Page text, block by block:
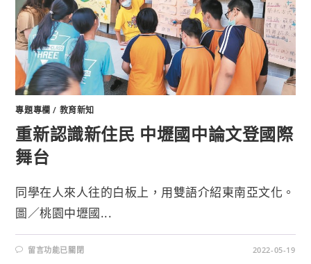
專題專欄 / 教育新知
重新認識新住民 中壢國中論文登國際
舞台
同學在人來人往的白板上，用雙語介紹東南亞文化。
圖／桃園中壢國...
留言功能已關閉 2022-05-19